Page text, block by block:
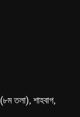
তলা), শাহবাগ,